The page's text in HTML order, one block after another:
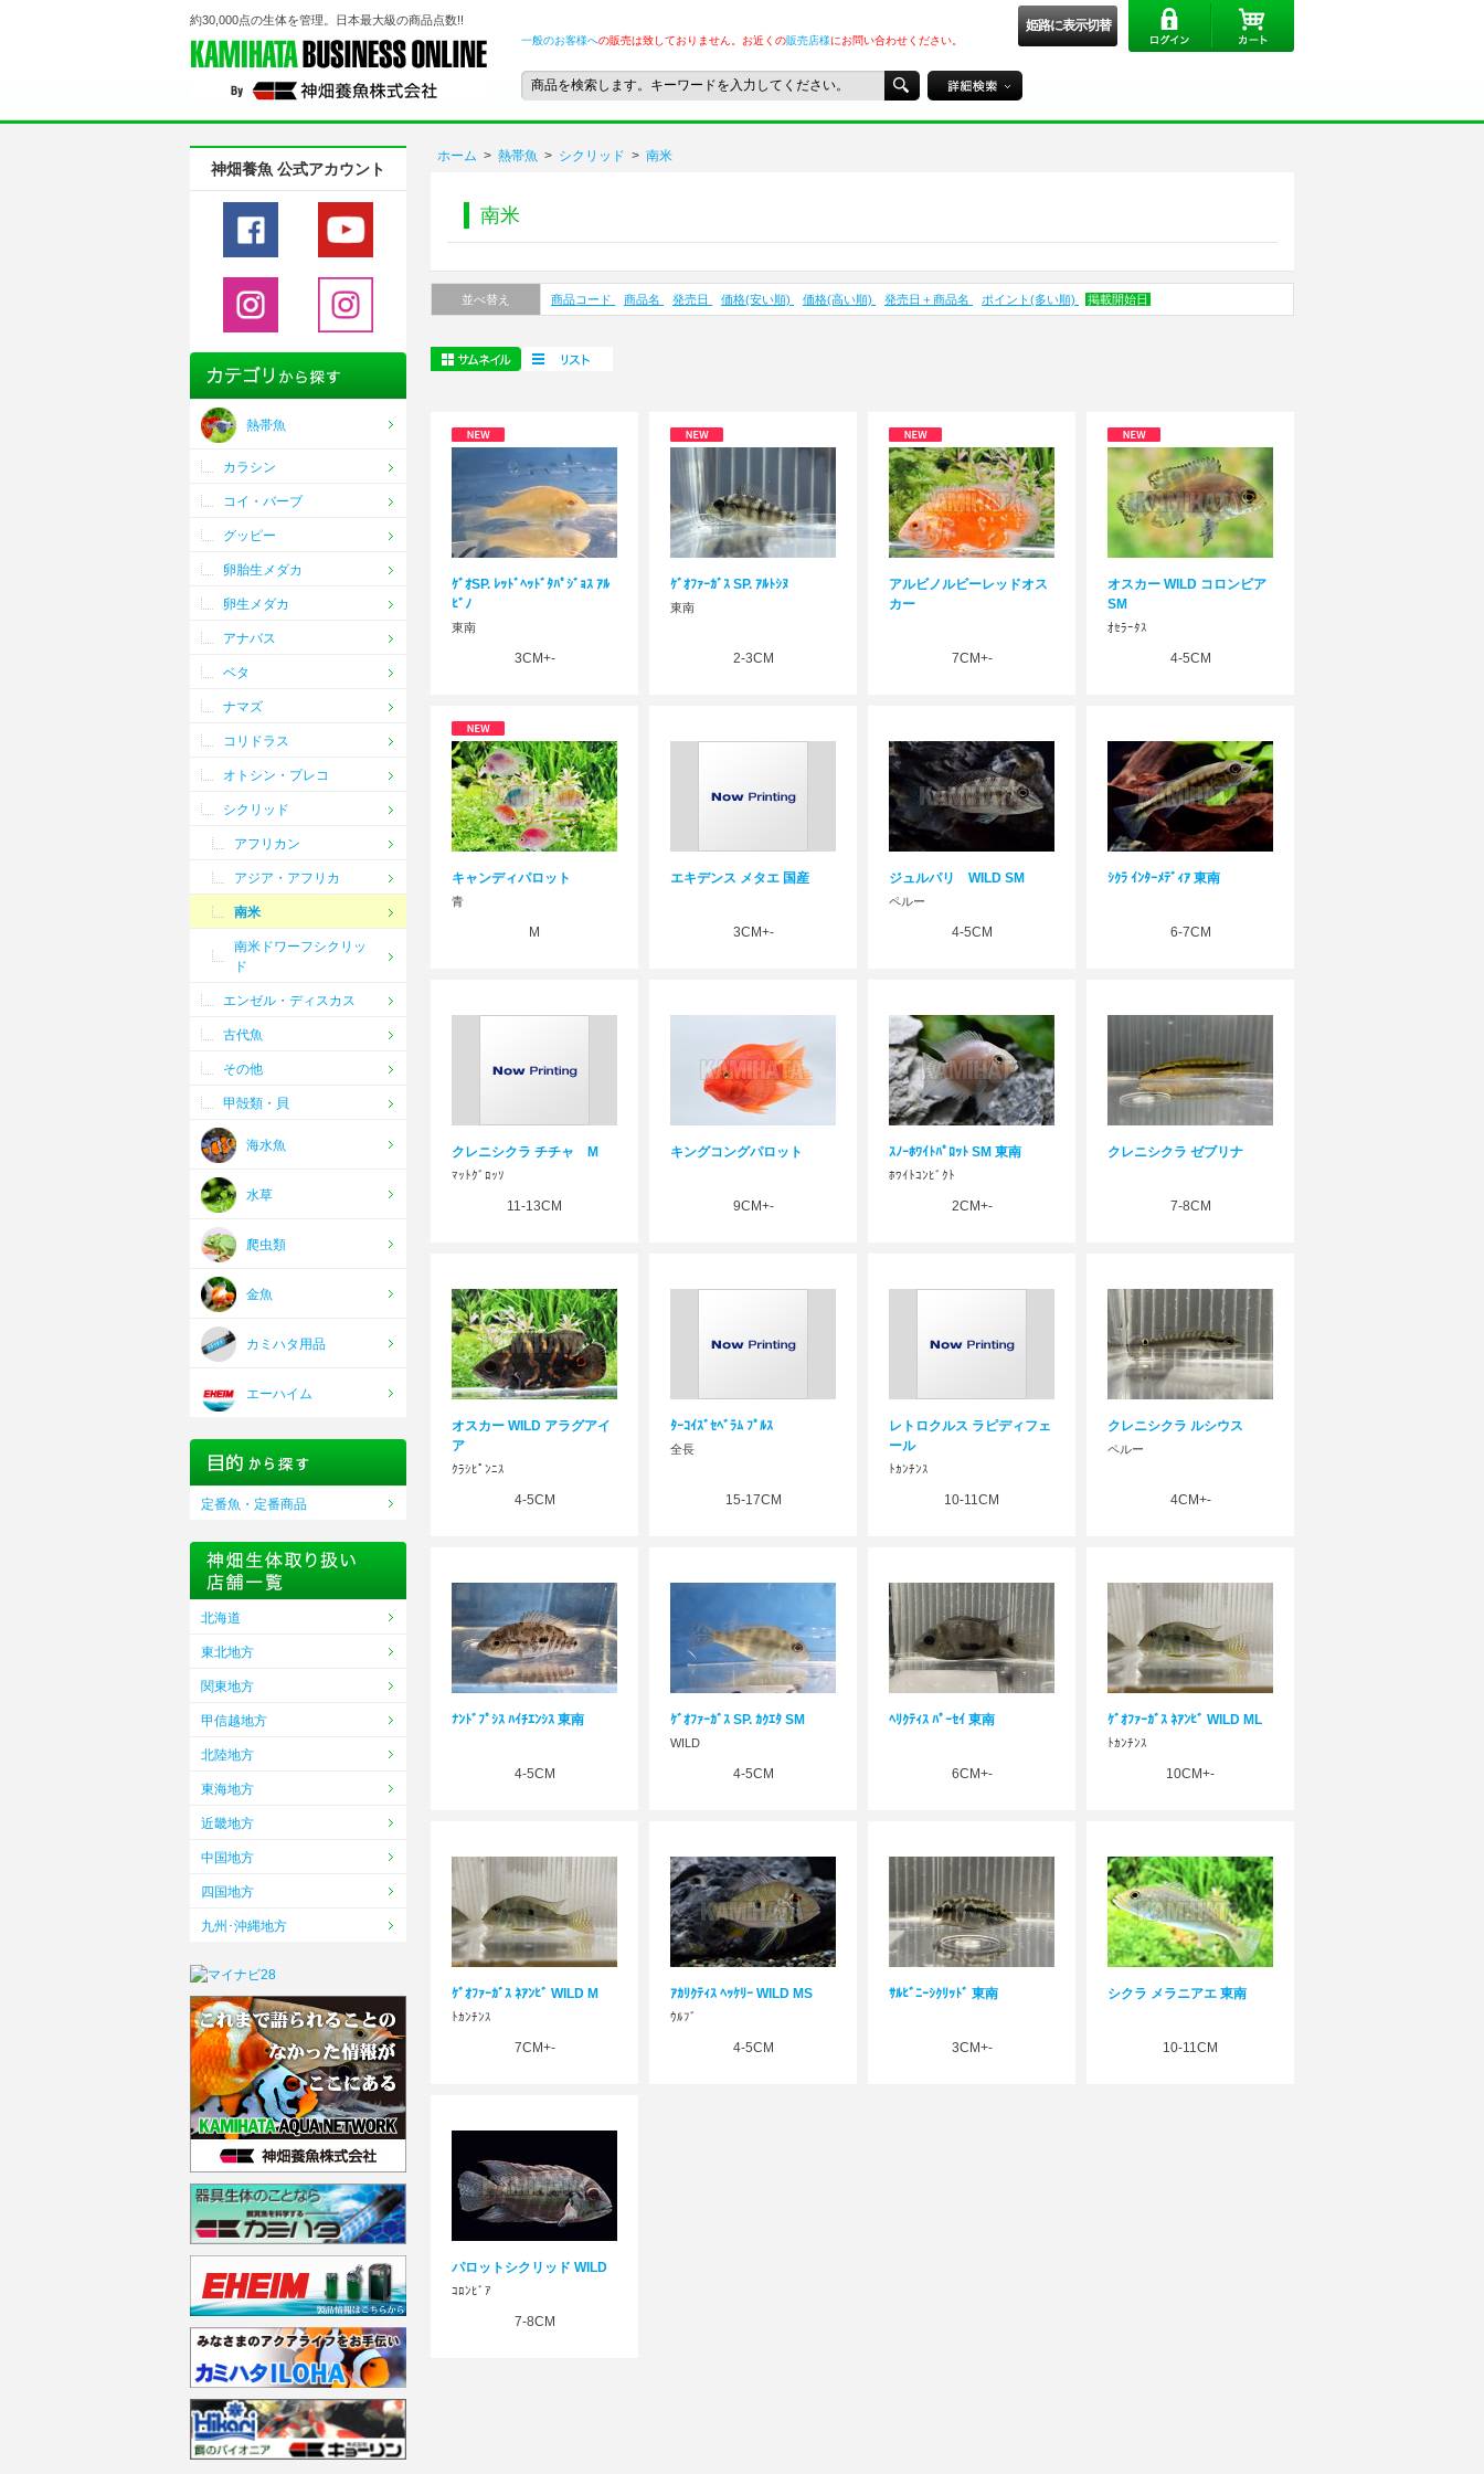
約30,000点の生体を管理。日本最大級の商品点数!! 姫路に表示切替
一般のお客様への販売は致しておりません。お近くの販売店様にお問い合わせください。
ホーム > 熱帯魚 > シクリッド > 南米
南米
並べ替え 商品コード 商品名 発売日 価格(安い順) 価格(高い順) 発売日＋商品名 ポイント(多い順) 掲載開始日
ｹﾞｵSP. ﾚｯﾄﾞﾍｯﾄﾞﾀﾊﾟｼﾞｮｽ ｱﾙ
ﾋﾞﾉ
東南
3CM+-
ｹﾞｵﾌｧｰｶﾞｽ SP. ｱﾙﾄｼﾇ
東南
2-3CM
アルビノルビーレッドオス
カー
7CM+-
オスカー WILD コロンビア
SM
ｵｾﾗｰﾀｽ
4-5CM
キャンディパロット
青
M
エキデンス メタエ 国産
3CM+-
ジュルパリ WILD SM
ペルー
4-5CM
ｼｸﾗ ｲﾝﾀｰﾒﾃﾞｨｱ 東南
6-7CM
クレニシクラ チチャ M
ﾏｯﾄｸﾞﾛｯｿ
11-13CM
キングコングパロット
9CM+-
ｽﾉｰﾎﾜｲﾄﾊﾟﾛｯﾄ SM 東南
ﾎﾜｲﾄｺﾝﾋﾞｸﾄ
2CM+-
クレニシクラ ゼブリナ
7-8CM
オスカー WILD アラグアイ
ア
ｸﾗｼﾋﾟﾝﾆｽ
4-5CM
ﾀｰｺｲｽﾞｾﾍﾞﾗﾑ ﾌﾟﾙｽ
全長
15-17CM
レトロクルス ラピディフェ
ール
ﾄｶﾝﾁﾝｽ
10-11CM
クレニシクラ ルシウス
ペルー
4CM+-
ﾅﾝﾄﾞﾌﾟｼｽ ﾊｲﾁｴﾝｼｽ 東南
4-5CM
ｹﾞｵﾌｧｰｶﾞｽ SP. ｶｸｴﾀ SM
WILD
4-5CM
ﾍﾘｸﾃｨｽ ﾊﾟｰｾｲ 東南
6CM+-
ｹﾞｵﾌｧｰｶﾞｽ ﾈｱﾝﾋﾞ WILD ML
ﾄｶﾝﾁﾝｽ
10CM+-
ｹﾞｵﾌｧｰｶﾞｽ ﾈｱﾝﾋﾞ WILD M
ﾄｶﾝﾁﾝｽ
7CM+-
ｱｶﾘｸﾃｨｽ ﾍｯｹﾘｰ WILD MS
ｳﾙﾌﾞ
4-5CM
ｻﾙﾋﾞﾆｰｼｸﾘｯﾄﾞ 東南
3CM+-
シクラ メラニアエ 東南
10-11CM
パロットシクリッド WILD
ｺﾛﾝﾋﾞｱ
7-8CM
神畑養魚 公式アカウント
熱帯魚
カラシン
コイ・バーブ
グッピー
卵胎生メダカ
卵生メダカ
アナバス
ベタ
ナマズ
コリドラス
オトシン・プレコ
シクリッド
アフリカン
アジア・アフリカ
南米
南米ドワーフシクリッ
ド
エンゼル・ディスカス
古代魚
その他
甲殻類・貝
海水魚
水草
爬虫類
金魚
カミハタ用品
エーハイム
定番魚・定番商品
北海道
東北地方
関東地方
甲信越地方
北陸地方
東海地方
近畿地方
中国地方
四国地方
九州･沖縄地方